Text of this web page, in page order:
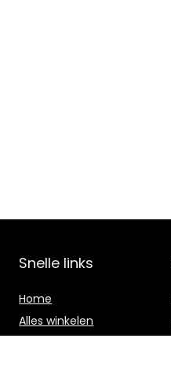
Snelle links
Home
Alles winkelen